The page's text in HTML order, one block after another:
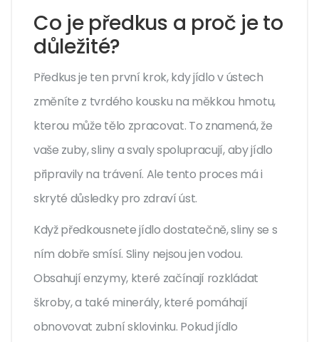
Co je předkus a proč je to
důležité?
Předkus je ten první krok, kdy jídlo v ústech
změníte z tvrdého kousku na měkkou hmotu,
kterou může tělo zpracovat. To znamená, že
vaše zuby, sliny a svaly spolupracují, aby jídlo
připravily na trávení. Ale tento proces má i
skryté důsledky pro zdraví úst.
Když předkousnete jídlo dostatečně, sliny se s
ním dobře smísí. Sliny nejsou jen vodou.
Obsahují enzymy, které začínají rozkládat
škroby, a také minerály, které pomáhají
obnovovat zubní sklovinku. Pokud jídlo